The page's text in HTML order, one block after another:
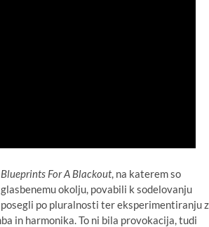
Blueprints For A Blackout, na katerem so
okolju, povabili k sodelovanju
po pluralnosti ter eksperimentiranju z
in harmonika. To ni bila provokacija, tudi